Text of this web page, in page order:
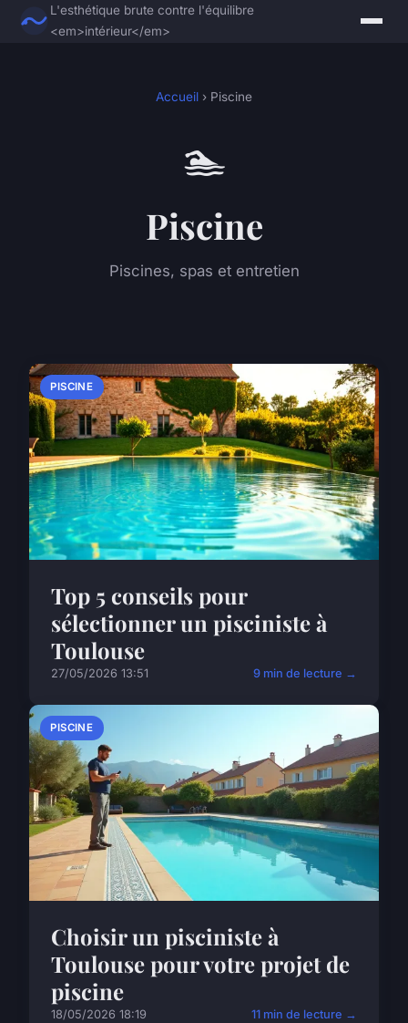
L'esthétique brute contre l'équilibre
<em>intérieur</em>
Accueil › Piscine
🏊
Piscine
Piscines, spas et entretien
PISCINE
Top 5 conseils pour
sélectionner un pisciniste à
Toulouse
27/05/2026 13:51 9 min de lecture →
PISCINE
Choisir un pisciniste à
Toulouse pour votre projet de
piscine
18/05/2026 18:19 11 min de lecture →